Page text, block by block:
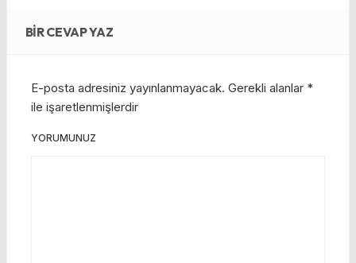
BIR CEVAP YAZ
E-posta adresiniz yayınlanmayacak. Gerekli alanlar *
ile işaretlenmişlerdir
YORUMUNUZ